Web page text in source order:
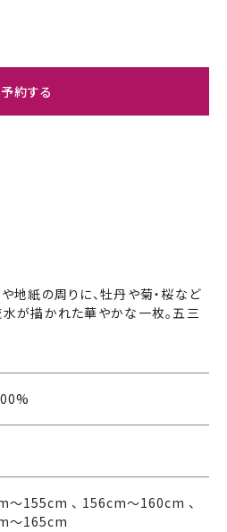
予約する
地紙の周りに、牡丹や菊・桜など
が描かれた華やかな一枚。五三
〜155cm 、 156cm〜160cm 、
〜165cm